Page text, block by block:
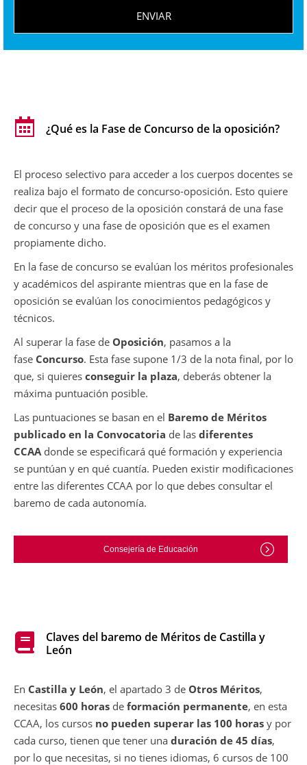
o
ENVIAR
¿Qué es la Fase de Concurso de la oposición?
El proceso selectivo para acceder a los cuerpos docentes se
realiza bajo el formato de concurso-oposición. Esto quiere
decir que el proceso de la oposición constará de una fase
de concurso y una fase de oposición que es el examen
propiamente dicho.
En la fase de concurso se evalúan los méritos profesionales
y académicos del aspirante mientras que en la fase de
oposición se evalúan los conocimientos pedagógicos y
técnicos.
Al superar la fase de Oposición, pasamos a la
fase Concurso. Esta fase supone 1/3 de la nota final, por lo
que, si quieres conseguir la plaza, deberás obtener la
máxima puntuación posible.
Las puntuaciones se basan en el Baremo de Méritos
publicado en la Convocatoria de las diferentes
CCAA donde se especificará qué formación y experiencia
se puntúan y en qué cuantía. Pueden existir modificaciones
entre las diferentes CCAA por lo que debes consultar el
baremo de cada autonomía.
Consejería de Educación
Claves del baremo de Méritos de Castilla y
León
En Castilla y León, el apartado 3 de Otros Méritos,
necesitas 600 horas de formación permanente, en esta
CCAA, los cursos no pueden superar las 100 horas y por
cada curso, tienen que tener una duración de 45 días,
por lo que necesitas, si no tienes idiomas, 6 cursos de 100